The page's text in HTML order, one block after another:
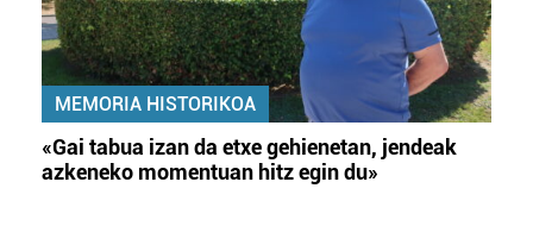
MEMORIA HISTORIKOA
«Gai tabua izan da etxe gehienetan, jendeak
azkeneko momentuan hitz egin du»